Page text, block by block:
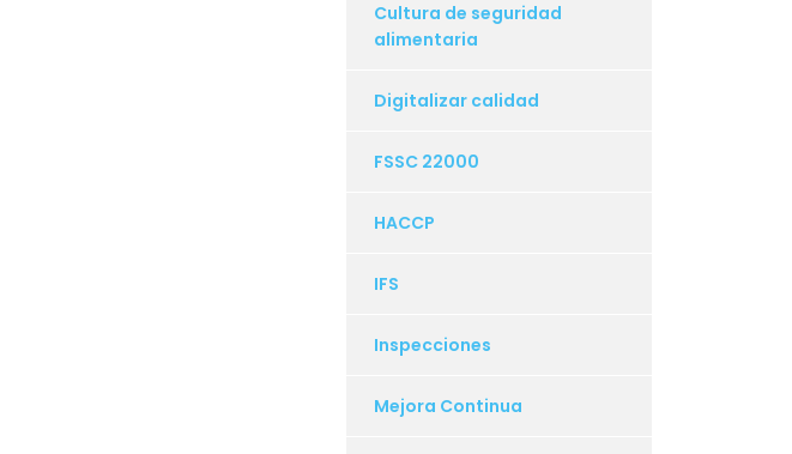
Cultura de seguridad
alimentaria
Digitalizar calidad
FSSC 22000
HACCP
IFS
Inspecciones
Mejora Continua